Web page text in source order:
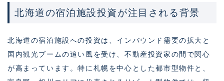
北海道の宿泊施設投資が注目される背景
北海道の宿泊施設への投資は、インバウンド需要の拡大と
国内観光ブームの追い風を受け、不動産投資家の間で関心
が高まっています。特に札幌を中心とした都市型物件と、